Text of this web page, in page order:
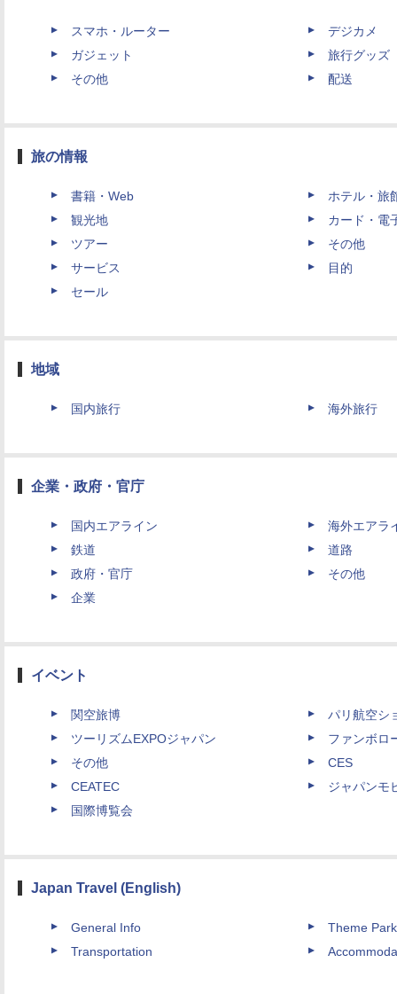
スマホ・ルーター
デジカメ
ガジェット
旅行グッズ
その他
配送
旅の情報
書籍・Web
ホテル・旅
観光地
カード・電
ツアー
その他
サービス
目的
セール
地域
国内旅行 海外旅行
企業・政府・官庁
国内エアライン
海外エアラ
鉄道
道路
政府・官庁
その他
企業
イベント
関空旅博
パリ航空シ
ツーリズムEXPOジャパン
ファンボロ
その他
CES
CEATEC
ジャパンモ
国際博覧会
Japan Travel (English)
General Info
Theme Park
Transportation